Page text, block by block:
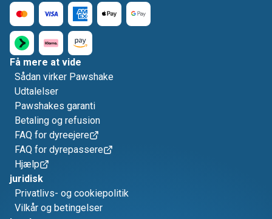
Få mere at vide
Sådan virker Pawshake
Udtalelser
Pawshakes garanti
Betaling og refusion
FAQ for dyreejere
FAQ for dyrepassere
Hjælp
juridisk
Privatlivs- og cookiepolitik
Vilkår og betingelser